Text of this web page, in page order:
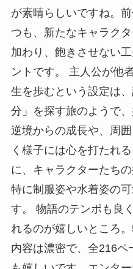
が素晴らしいですね。
つも、新たなキャラク
加わり、飽きさせない
ントです。 主人公が他
生を歩むという設定は
分」を探す旅のようで
逆境からの成長や、周
く様子には心を打たれ
に、キャラクターたち
特に制服姿や水着姿の
す。 物語のテンポも良
れるのが嬉しいところ
内容は濃密で、全216